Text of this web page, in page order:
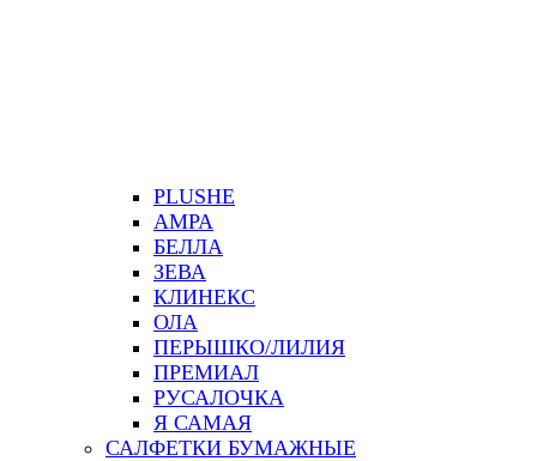
PLUSHE
АМРА
БЕЛЛА
ЗЕВА
КЛИНЕКС
ОЛА
ПЕРЫШКО/ЛИЛИЯ
ПРЕМИАЛ
РУСАЛОЧКА
Я САМАЯ
САЛФЕТКИ БУМАЖНЫЕ